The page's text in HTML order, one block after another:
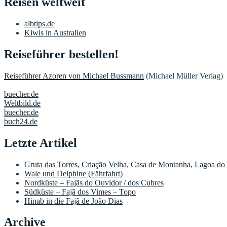
albtips.de
Kiwis in Australien
Reiseführer bestellen!
Reiseführer Azoren von Michael Bussmann (Michael Müller Verlag)
buecher.de
Weltbild.de
buecher.de
buch24.de
Letzte Artikel
Gruta das Torres, Criação Velha, Casa de Montanha, Lagoa
Wale und Delphine (Fährfahrt)
Nordküste – Fajãs do Ouvidor / dos Cubres
Südküste – Fajã dos Vimes – Topo
Hinab in die Fajã de João Dias
Archive